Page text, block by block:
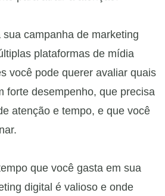
campanha de marketing
plataformas de mídia
você pode querer avaliar quais
forte desempenho, que precisa
atenção e tempo, e que você
que você gasta em sua
digital é valioso e onde